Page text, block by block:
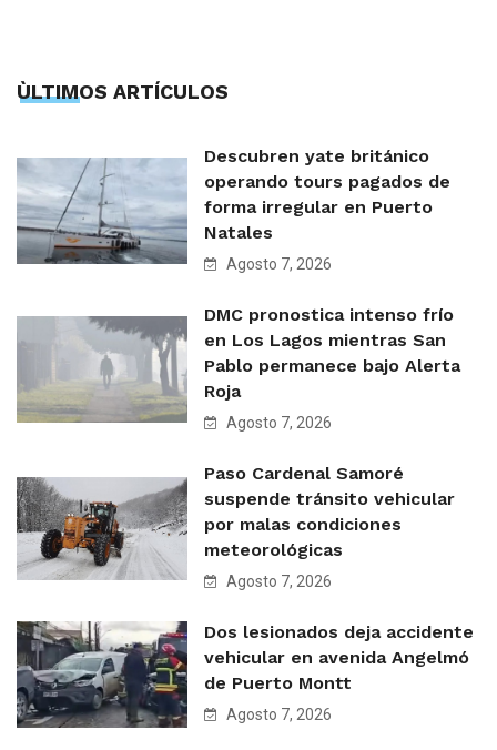
ÙLTIMOS ARTÍCULOS
Descubren yate británico
operando tours pagados de
forma irregular en Puerto
Natales
Agosto 7, 2026
DMC pronostica intenso frío
en Los Lagos mientras San
Pablo permanece bajo Alerta
Roja
Agosto 7, 2026
Paso Cardenal Samoré
suspende tránsito vehicular
por malas condiciones
meteorológicas
Agosto 7, 2026
Dos lesionados deja accidente
vehicular en avenida Angelmó
de Puerto Montt
Agosto 7, 2026